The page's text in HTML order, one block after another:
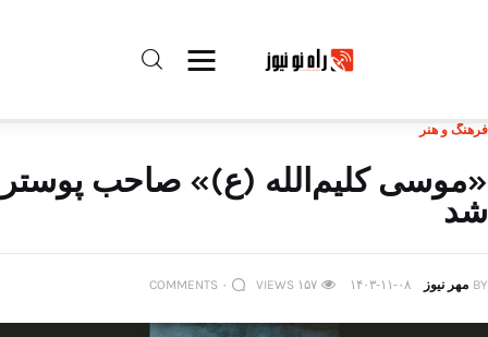
راه نو نیوز
حفظ حریم شخصی
فرهنگ و هنر
«موسی کلیم‌الله (ع)» صاحب پوستر
شد
BY مهر نیوز ۱۴۰۳-۱۱-۰۸ ۱۵۷ VIEWS ۰ COMMENTS